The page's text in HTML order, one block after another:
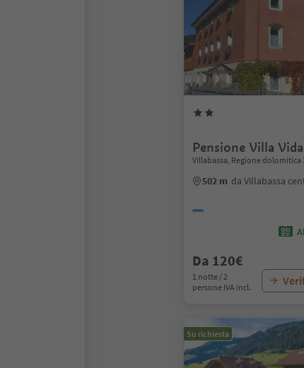
Pensione Villa
Villabassa, Regione dolomitica
502 m da Villabassa
Da 120€
1 notte / 2
persone IVA incl.
Su richiesta